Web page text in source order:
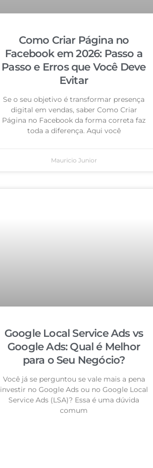
Como Criar Página no
Facebook em 2026: Passo a
Passo e Erros que Você Deve
Evitar
Se o seu objetivo é transformar presença
digital em vendas, saber Como Criar
Página no Facebook da forma correta faz
toda a diferença. Aqui você
Mauricio Junior
Google Local Service Ads vs
Google Ads: Qual é Melhor
para o Seu Negócio?
Você já se perguntou se vale mais a pena
investir no Google Ads ou no Google Local
Service Ads (LSA)? Essa é uma dúvida
comum